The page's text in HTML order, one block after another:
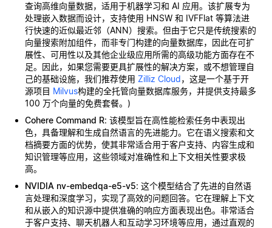
查询高维向量数据，适用于机器学习和 AI 应用。该扩展专为
处理嵌入数据而设计，支持使用 HNSW 和 IVFFlat 等算法进
行快速的近似最近邻（ANN）搜索。但由于它只是传统搜索的
向量搜索附加组件，而非专门构建的向量数据库，因此在可扩
展性、可用性以及其他企业级应用所需的高级功能方面存在不
足。因此，如果您需要更具扩展性的解决方案，或不想管理自
己的基础设施，我们推荐使用 Zilliz Cloud，这是一个基于开
源项目 Milvus构建的全托管向量数据库服务，并提供支持最多
100 万个向量的免费套餐。)
Cohere Command R: 该模型旨在高性能检索任务中表现出
色，具备理解和生成自然语言的先进能力。它在语义搜索和文
档摘要方面的优势，使其非常适合用于客户支持、内容生成和
知识管理等应用，这些领域对准确性和上下文相关性要求极
高。
NVIDIA nv-embedqa-e5-v5: 这个模型结合了先进的自然语
言处理和深度学习，实现了高效的问题回答。它在理解上下文
和从嵌入的知识源中提供准确的响应方面表现出色。非常适合
于客户支持、聊天机器人和互动学习环境等应用，通过直观的